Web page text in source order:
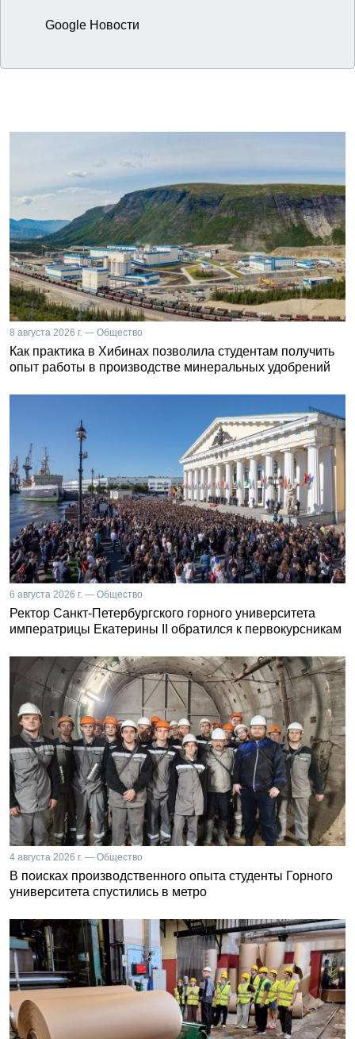
Google Новости
8 августа 2026 г. — Общество
Как практика в Хибинах позволила студентам получить
опыт работы в производстве минеральных удобрений
6 августа 2026 г. — Общество
Ректор Санкт-Петербургского горного университета
императрицы Екатерины II обратился к первокурсникам
4 августа 2026 г. — Общество
В поисках производственного опыта студенты Горного
университета спустились в метро